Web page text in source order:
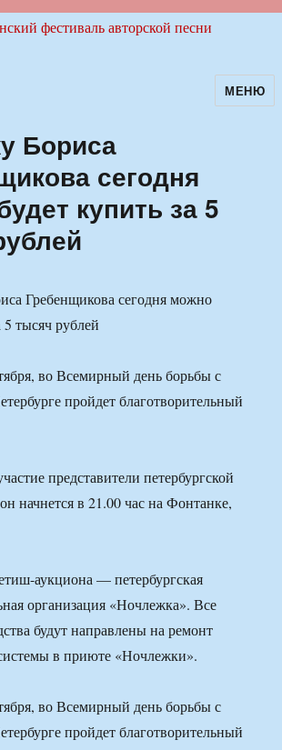
фестиваль авторскойМЕНЮ
Бориса
сегодня
купить за 5
во Всемирный день борьбы с
пройдет благотворительный
представители петербургской
начнется в 21.00 час на Фонтанке,
аукциона — петербургская
организация «Ночлежка». Все
будут направлены на ремонт
в приюте «Ночлежки».
во Всемирный день борьбы с
пройдет благотворительный